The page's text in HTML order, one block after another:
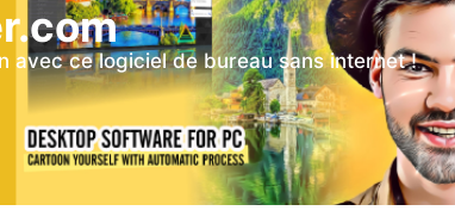
avec ce logiciel de bureau sans internet !